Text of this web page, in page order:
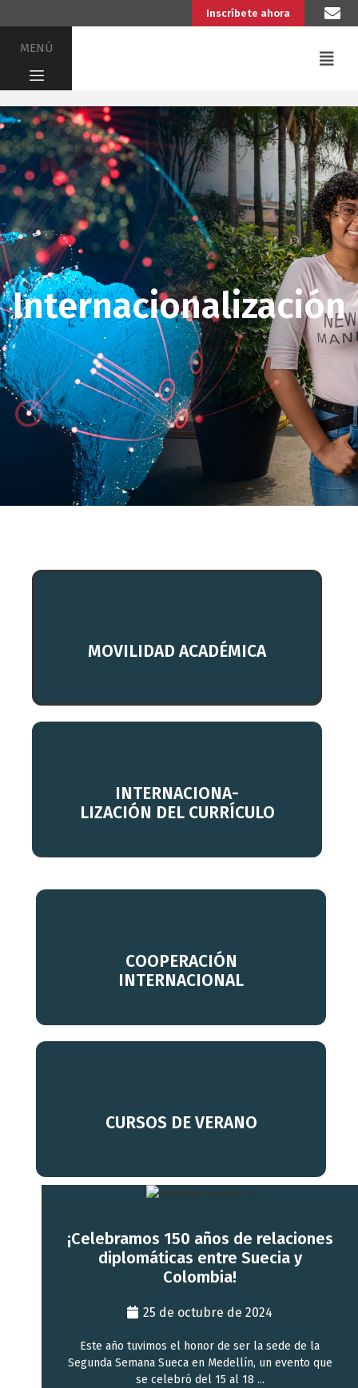
Inscríbete ahora
MENÚ
Internacionalización
MOVILIDAD ACADÉMICA
INTERNACIONA-
LIZACIÓN DEL CURRÍCULO
Descubre más
COOPERACIÓN
INTERNACIONAL
Descubre más
CURSOS DE VERANO
¡Celebramos 150 años de relaciones
diplomáticas entre Suecia y
Colombia!
25 de octubre de 2024
Este año tuvimos el honor de ser la sede de la
Segunda Semana Sueca en Medellín, un evento que
se celebró del 15 al 18 ...